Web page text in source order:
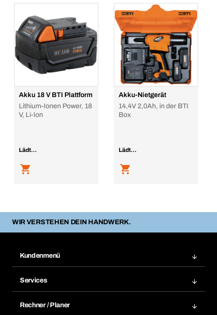
Akku 18 V BTI Plattform
Lithium-Ionen Power, 18
V, Li-Ion
Lädt...
Akku-Nietgerät
14,4V 2,0Ah, in der BTI
Box
Lädt...
WIR VERSTEHEN DEIN HANDWERK.
Kundenmenü
Rechnungen
Services
Rechner / Planer